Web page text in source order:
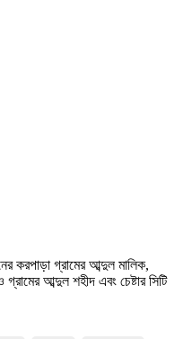
করপাড়া গ্রামের আব্দুল মালিক,
আব্দুল শহীদ এবং চেষ্টার সিটি